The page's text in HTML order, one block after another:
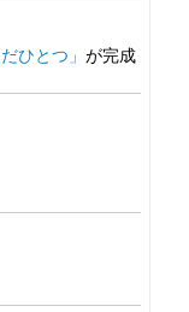
ひとつ」 が完成